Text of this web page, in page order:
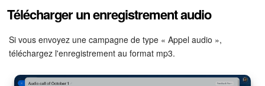
Télécharger un enregistrement audio
Si vous envoyez une campagne de type « Appel audio »,
téléchargez l'enregistrement au format mp3.